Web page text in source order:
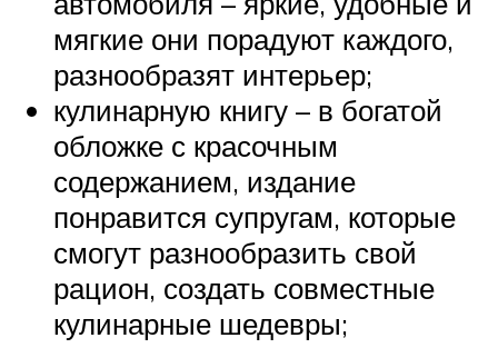
мягкие они порадуют каждого,
разнообразят интерьер;
кулинарную книгу – в богатой
обложке с красочным
содержанием, издание
понравится супругам, которые
смогут разнообразить свой
рацион, создать совместные
кулинарные шедевры;